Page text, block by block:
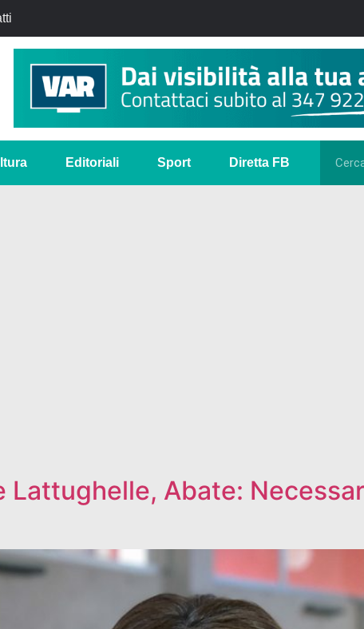
Editoriali Sport Diretta FB
Lattughelle, Abate: